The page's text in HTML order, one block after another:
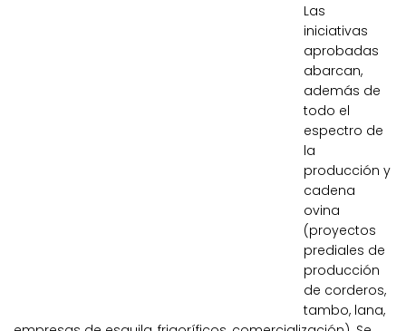
Las
iniciativas
aprobadas
abarcan,
además de
todo el
espectro de
la
producción y
cadena
ovina
(proyectos
prediales de
producción
de corderos,
tambo, lana,